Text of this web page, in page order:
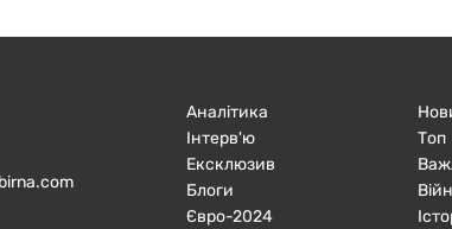
Аналітика
Інтерв'ю
Ексклюзив
Блоги
Євро-2024
Топ